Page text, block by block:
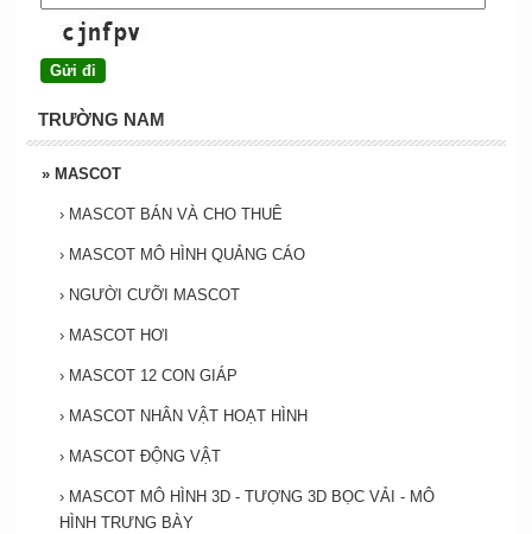
TRƯỜNG NAM
» MASCOT
› MASCOT BÁN VÀ CHO THUÊ
› MASCOT MÔ HÌNH QUẢNG CÁO
› NGƯỜI CƯỠI MASCOT
› MASCOT HƠI
› MASCOT 12 CON GIÁP
› MASCOT NHÂN VẬT HOẠT HÌNH
› MASCOT ĐỘNG VẬT
› MASCOT MÔ HÌNH 3D - TƯỢNG 3D BỌC VẢI - MÔ
HÌNH TRƯNG BÀY